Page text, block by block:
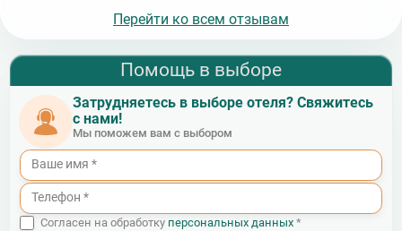
Перейти ко всем отзывам
Помощь в выборе
Затрудняетесь в выборе отеля? Свяжитесь
с нами!
Мы поможем вам с выбором
Согласен на обработку персональных данных *